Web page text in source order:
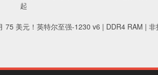
起
75 美元！英特尔至强-1230 v6 | DDR4 RAM |